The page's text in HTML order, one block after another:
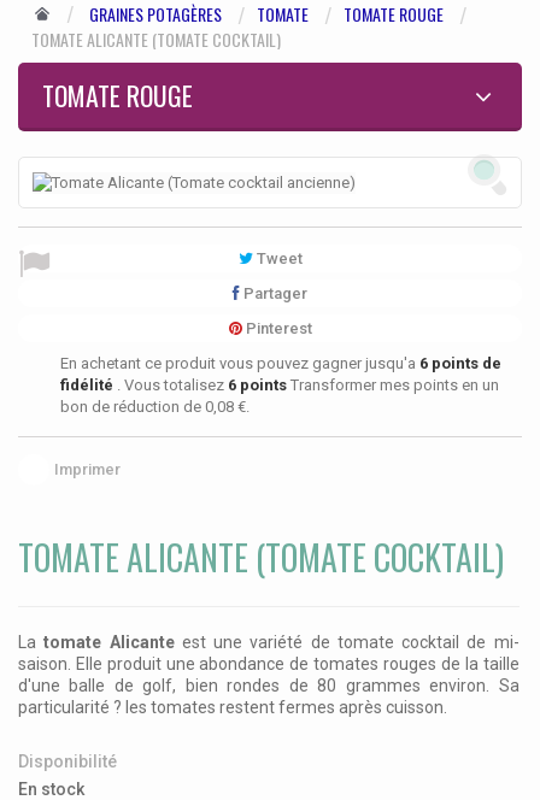
GRAINES POTAGÈRES TOMATE
TOMATE ROUGE
TOMATE ALICANTE (TOMATE COCKTAIL)
TOMATE ROUGE
Tweet
Partager
Pinterest
En achetant ce produit vous pouvez gagner jusqu'a 6 points de
fidélité
. Vous totalisez 6 points Transformer mes points en un
bon de réduction de 0,08 €
Imprimer
TOMATE ALICANTE (TOMATE COCKTAIL)
Latomate Alicante est une variété de tomate cocktail de mi-
saison. Elle produit une abondance de tomates rouges de la taille
d'une balle de golf, bien rondes de 80 grammes environ. Sa
particularité ? les tomates restent fermes après cuisson.
Disponibilité
En stock